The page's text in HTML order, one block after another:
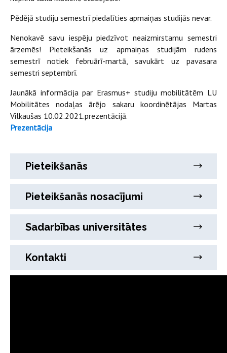
Pēdējā studiju semestrī piedalīties apmaiņas studijās nevar.
Nenokavē savu iespēju piedzīvot neaizmirstamu semestri
ārzemēs! Pieteikšanās uz apmaiņas studijām rudens
semestrī notiek februārī-martā, savukārt uz pavasara
semestri septembrī.
Jaunākā informācija par Erasmus+ studiju mobilitātēm LU
Mobilitātes nodaļas ārējo sakaru koordinētājas Martas
Vilkaušas 10.02.2021.prezentācijā.
Prezentācija
Pieteikšanās
Pieteikšanās nosacījumi
Sadarbības universitātes
Kontakti